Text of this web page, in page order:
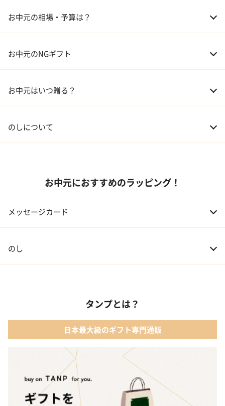
03 ギフトカタログ
お中元の相場・予算は？
02 兄弟、姉妹 3,000～5,000円
04 会社の上司 5,000円程度
お中元のNGギフト
お中元はいつ贈る？
のしについて
お中元におすすめのラッピング！
メッセージカード
のし
タンプとは？
日本最大級のギフト専門通販